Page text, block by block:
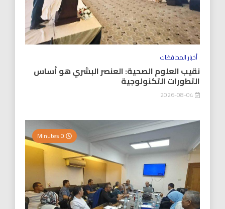
أخبار المحافظات
نقيب العلوم الصحية: العنصر البشري هو أساس
التطورات التكنولوجية